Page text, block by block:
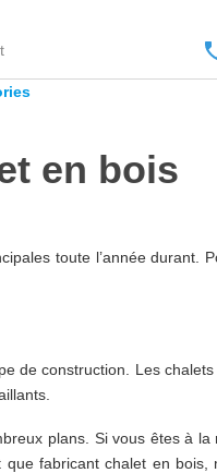
en bois
toute l’année durant.
de construction. Les
plans. Si vous êtes à la
fabricant chalet en bois,